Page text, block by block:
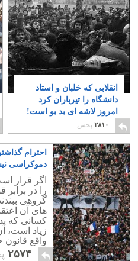
انقلابی که خلبان و استاد
دانشگاه را تیرباران کرد
امروز لاشه ای بد بو است!
۱۲
۲۸۱۰ پخش
احترام
دموکراسی
اگر قرار
را در
گروهی
های آن
کسانی که
زیاد است،
واقع قانون
اکثریت" می
۲۵۷۴